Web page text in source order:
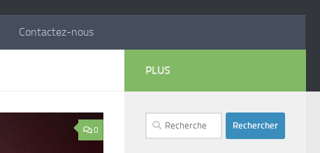
Contactez-nous
0
PLUS
Rechercher :